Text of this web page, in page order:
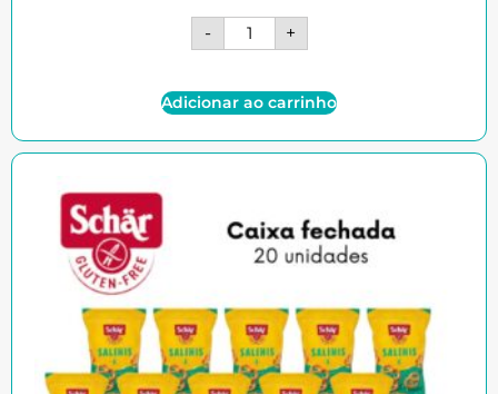
- +
Adicionar ao carrinho